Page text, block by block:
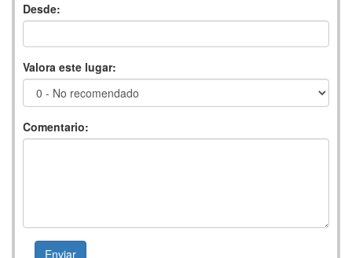
Desde:
Valora este lugar:
Comentario: